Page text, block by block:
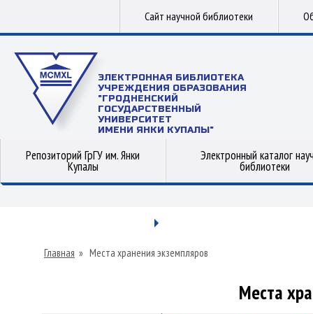
Сайт научной библиотеки
ЭЛЕКТРОННАЯ БИБЛИОТЕКА
УЧРЕЖДЕНИЯ ОБРАЗОВАНИЯ
"ГРОДНЕНСКИЙ
ГОСУДАРСТВЕННЫЙ
УНИВЕРСИТЕТ
ИМЕНИ ЯНКИ КУПАЛЫ"
Репозиторий ГрГУ им. Янки
Купалы
Электронный каталог
библиотеки
Главная » Места хранения экземпляров
Места